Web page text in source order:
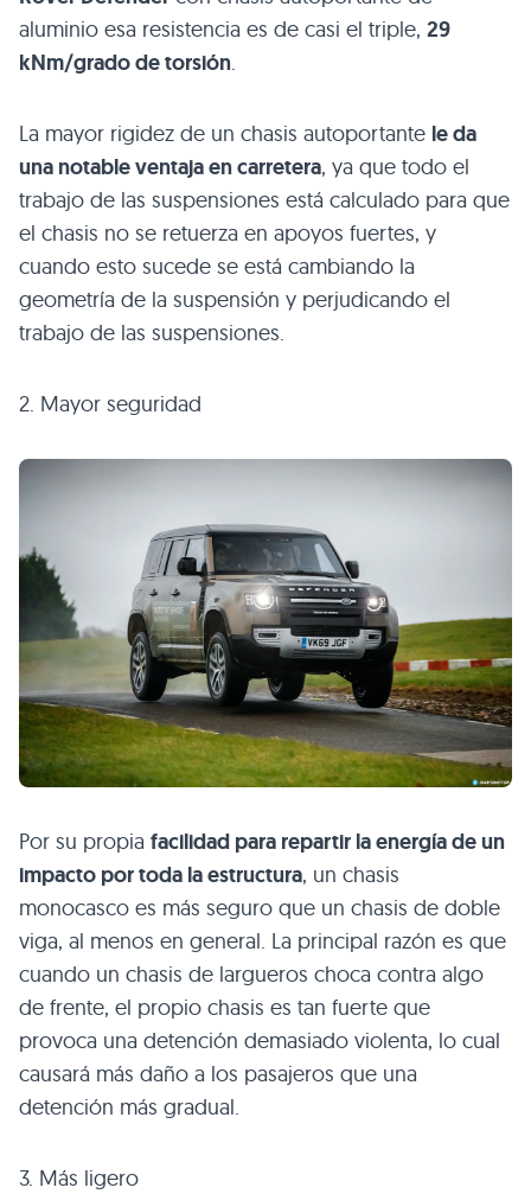
aluminio esa resistencia es de casi el triple, 29
kNm/grado de torsión.
La mayor rigidez de un chasis autoportante le da
una notable ventaja en carretera, ya que todo el
trabajo de las suspensiones está calculado para que
el chasis no se retuerza en apoyos fuertes, y
cuando esto sucede se está cambiando la
geometría de la suspensión y perjudicando el
trabajo de las suspensiones.
2. Mayor seguridad
Por su propia facilidad para repartir la energía de un
impacto por toda la estructura, un chasis
monocasco es más seguro que un chasis de doble
viga, al menos en general. La principal razón es que
cuando un chasis de largueros choca contra algo
de frente, el propio chasis es tan fuerte que
provoca una detención demasiado violenta, lo cual
causará más daño a los pasajeros que una
detención más gradual.
3. Más ligero